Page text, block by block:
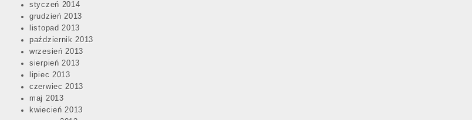
styczeń 2014
grudzień 2013
listopad 2013
październik 2013
wrzesień 2013
sierpień 2013
lipiec 2013
czerwiec 2013
maj 2013
kwiecień 2013